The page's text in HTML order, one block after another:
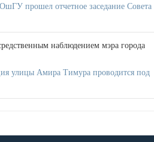
прошел отчетное заседание Совета
наблюдением мэра города
улицы Амира Тимура проводится под